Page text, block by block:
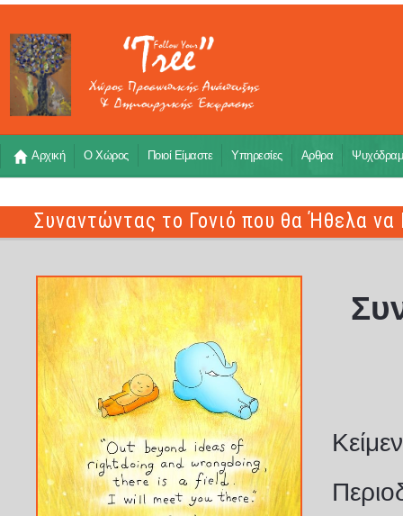
Αρχική Ο Χώρος Ποιοί Είμαστε Υπηρεσίες Αρθρα
Συναντώντας το Γονιό που θα Ήθελα να